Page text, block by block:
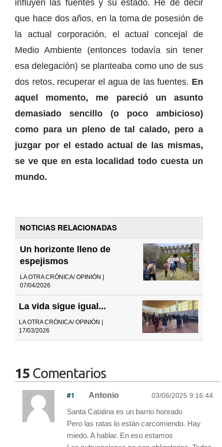
influyen las fuentes y su estado. He de decir
que hace dos años, en la toma de posesión de
la actual corporación, el actual concejal de
Medio Ambiente (entonces todavía sin tener
esa delegación) se planteaba como uno de sus
dos retos, recuperar el agua de las fuentes. En
aquel momento, me pareció un asunto
demasiado sencillo (o poco ambicioso)
como para un pleno de tal calado, pero a
juzgar por el estado actual de las mismas,
se ve que en esta localidad todo cuesta un
mundo.
NOTICIAS RELACIONADAS
Un horizonte lleno de
espejismos
LA OTRA CRÓNICA/ OPINIÓN |
07/04/2026
La vida sigue igual...
LA OTRA CRÓNICA/ OPINIÓN |
17/03/2026
15 Comentarios
#1 Antonio 03/06/2025 9:16:44
Santa Catalina es un barrio honrado
Pero las ratas lo están carcomiendo. Hay
miedo. A hablar. En eso estamos